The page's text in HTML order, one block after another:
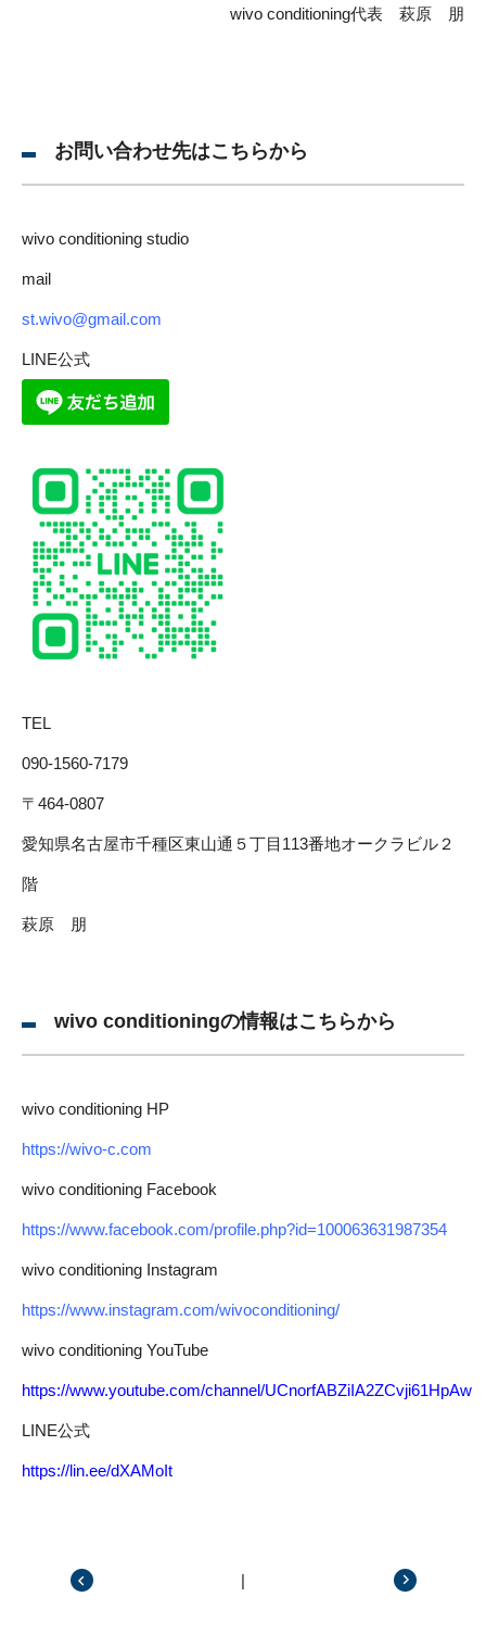
wivo conditioning代表 萩原 朋
お問い合わせ先はこちらから
wivo conditioning studio
mail
st.wivo@gmail.com
LINE公式
TEL
090-1560-7179
〒464-0807
愛知県名古屋市千種区東山通５丁目113番地オークラビル２
階
萩原 朋
wivo conditioningの情報はこちらから
wivo conditioning HP
https://wivo-c.com
wivo conditioning Facebook
https://www.facebook.com/profile.php?id=100063631987354
wivo conditioning Instagram
https://www.instagram.com/wivoconditioning/
wivo conditioning YouTube
https://www.youtube.com/channel/UCnorfABZiIA2ZCvji61HpAw
LINE公式
https://lin.ee/dXAMoIt
|